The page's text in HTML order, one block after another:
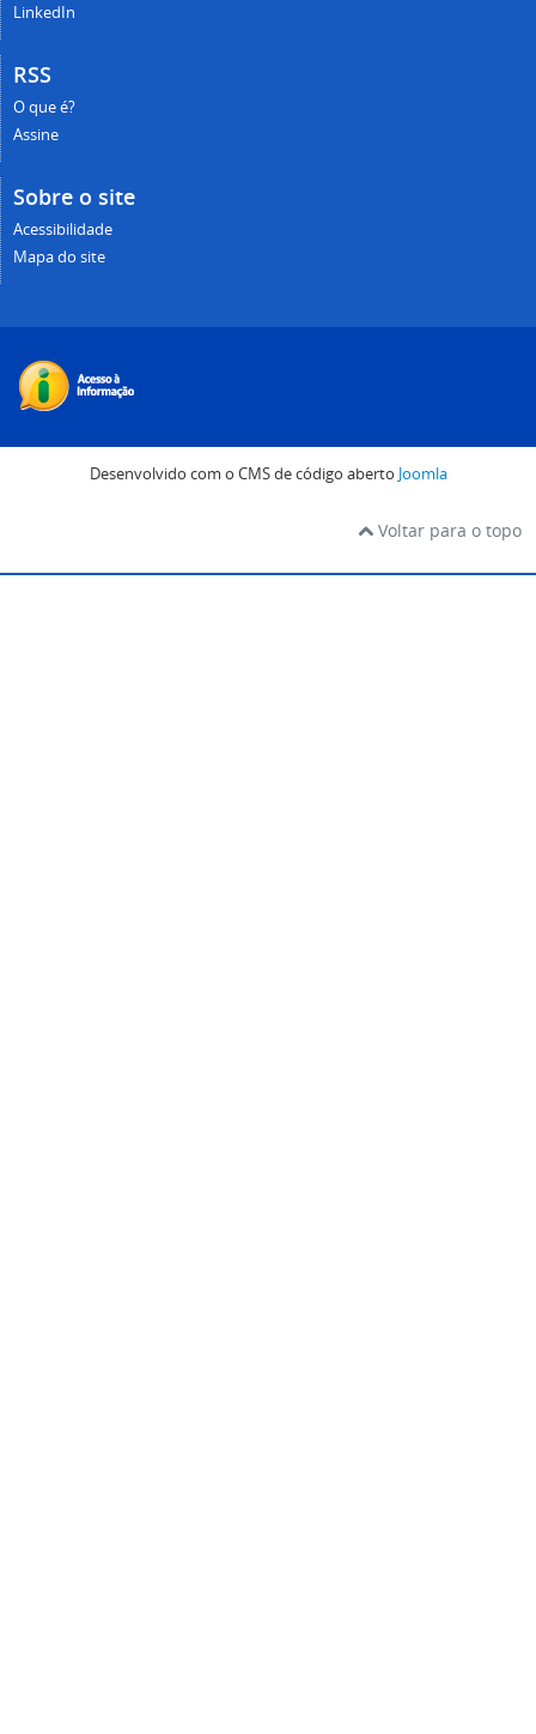
LinkedIn
RSS
O que é?
Assine
Sobre o site
Acessibilidade
Mapa do site
Desenvolvido com o CMS de código aberto Joomla
Voltar para o topo